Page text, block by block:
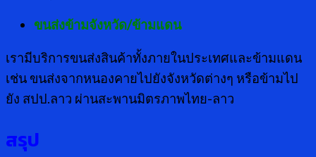
ขนส่งข้ามจังหวัด/ข้ามแดน
เรามีบริการขนส่งสินค้าทั้งภายในประเทศและข้ามแดน
เช่น ขนส่งจากหนองคายไปยังจังหวัดต่างๆ หรือข้ามไป
ยัง สปป.ลาว ผ่านสะพานมิตรภาพไทย-ลาว
สรุป